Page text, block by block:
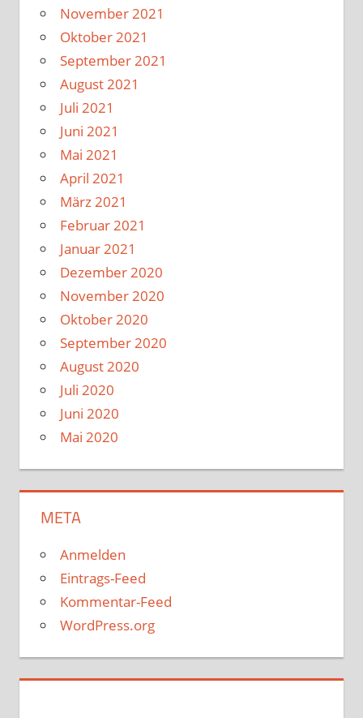
November 2021
Oktober 2021
September 2021
August 2021
Juli 2021
Juni 2021
Mai 2021
April 2021
März 2021
Februar 2021
Januar 2021
Dezember 2020
November 2020
Oktober 2020
September 2020
August 2020
Juli 2020
Juni 2020
Mai 2020
META
Anmelden
Eintrags-Feed
Kommentar-Feed
WordPress.org